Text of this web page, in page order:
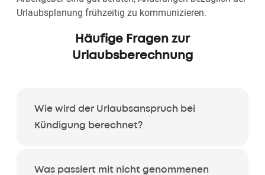
Urlaubsplanung frühzeitig zu kommunizieren.
Häufige Fragen zur
Urlaubsberechnung
Wie wird der Urlaubsanspruch bei
Kündigung berechnet?
Was passiert mit nicht genommenen